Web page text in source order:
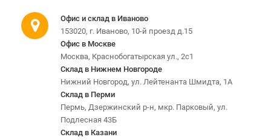
Офис и склад в Иваново
153020, г. Иваново, 10-й проезд д.15
Офис в Москве
Москва, Краснобогатырская ул., 2с1
Склад в Нижнем Новгороде
Нижний Новгород, ул. Лейтенанта Шмидта, 1А
Склад в Перми
Пермь, Дзержинский р-н, мкр. Парковый, ул.
Подлесная 43Б
Склад в Казани